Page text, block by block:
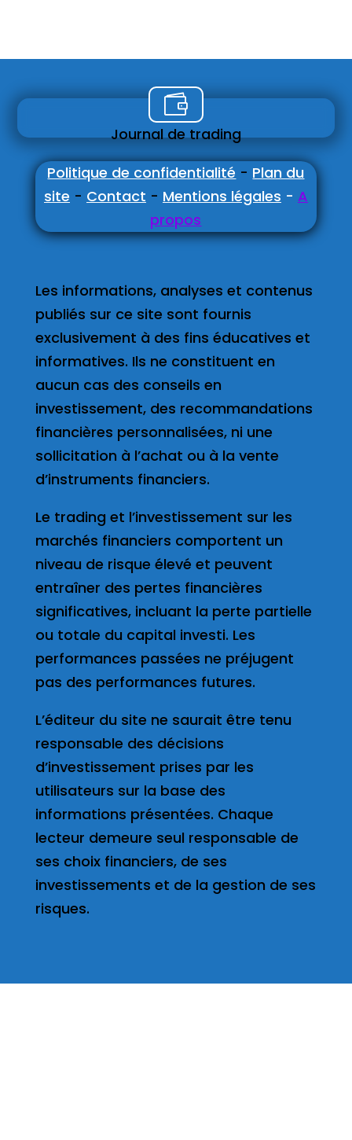

Journal de trading
Politique de confidentialité - Plan du
site - Contact - Mentions légales - A
propos
Les informations, analyses et contenus
publiés sur ce site sont fournis
exclusivement à des fins éducatives et
informatives. Ils ne constituent en
aucun cas des conseils en
investissement, des recommandations
financières personnalisées, ni une
sollicitation à l’achat ou à la vente
d’instruments financiers.
Le trading et l’investissement sur les
marchés financiers comportent un
niveau de risque élevé et peuvent
entraîner des pertes financières
significatives, incluant la perte partielle
ou totale du capital investi. Les
performances passées ne préjugent
pas des performances futures.
L’éditeur du site ne saurait être tenu
responsable des décisions
d’investissement prises par les
utilisateurs sur la base des
informations présentées. Chaque
lecteur demeure seul responsable de
ses choix financiers, de ses
investissements et de la gestion de ses
risques.